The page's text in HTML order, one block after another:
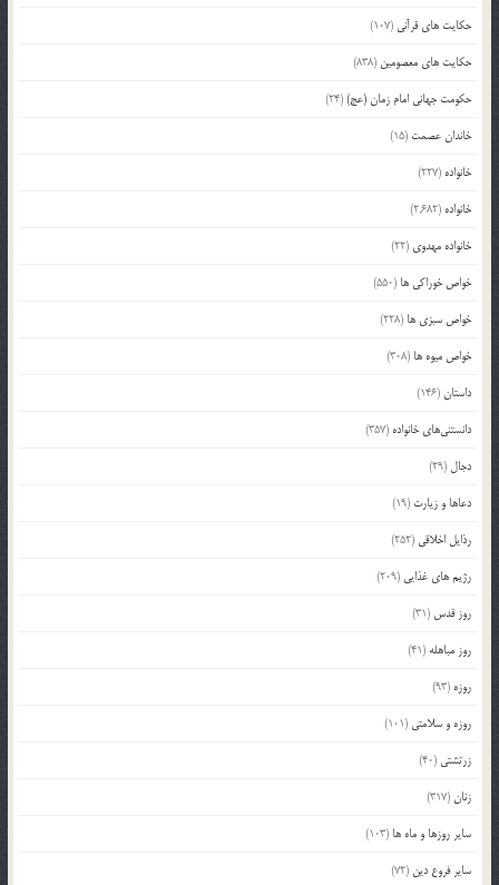
حکایت های قرآنی (107)
حکایت های معصومین (838)
حکومت جهانی امام زمان (عج)(24)
خاندان عصمت (15)
خانواده (227)
خانواده (2,682)
خانواده مهدوی (22)
خواص خوراکی ها (550)
خواص سبزی ها (228)
خواص میوه ها (308)
داستان (146)
دانستنی‌های خانواده (357)
دجال (29)
دعاها و زیارت (19)
رذایل اخلاقی (252)
رژیم های غذایی (209)
روز قدس (31)
روز مباهله (41)
روزه (93)
روزه و سلامتی (101)
زرتشتی (40)
زنان (317)
سایر روزها و ماه ها (103)
سایر فروع دین (72)